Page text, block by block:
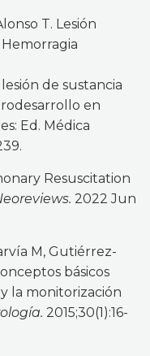
T. Lesión
de sustancia
en
Ed. Médica
Resuscitation
2022 Jun
M, Gutiérrez-
básicos
la monitorización
2015;30(1):16-